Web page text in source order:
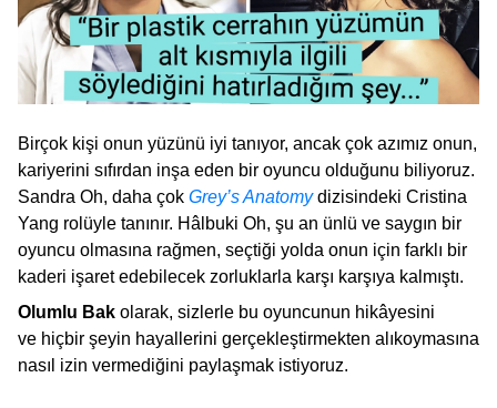
Birçok kişi onun yüzünü iyi tanıyor, ancak çok azımız onun,
kariyerini sıfırdan inşa eden bir oyuncu olduğunu biliyoruz.
Sandra Oh, daha çok Grey’s Anatomydizisindeki Cristina
Yang rolüyle tanınır. Hâlbuki Oh, şu an ünlü ve saygın bir
oyuncu olmasına rağmen, seçtiği yolda onun için farklı bir
kaderi işaret edebilecek zorluklarla karşı karşıya kalmıştı.
Olumlu Bak olarak, sizlerle bu oyuncunun hikâyesini
ve hiçbir şeyin hayallerini gerçekleştirmekten alıkoymasına
nasıl izin vermediğini paylaşmak istiyoruz.